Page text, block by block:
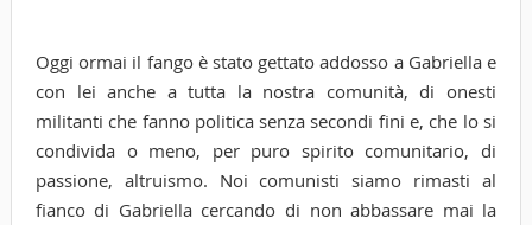
Oggi ormai il fango è stato gettato addosso a Gabriella e
con lei anche a tutta la nostra comunità, di onesti
militanti che fanno politica senza secondi fini e, che lo si
condivida o meno, per puro spirito comunitario, di
passione, altruismo. Noi comunisti siamo rimasti al
fianco di Gabriella cercando di non abbassare mai la